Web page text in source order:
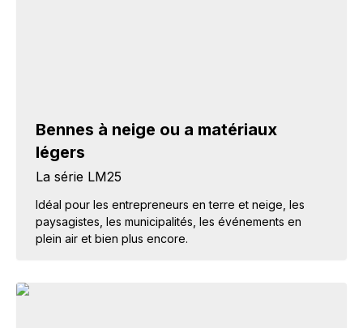
Bennes à neige ou a matériaux
légers
La série LM25
Idéal pour les entrepreneurs en terre et neige, les
paysagistes, les municipalités, les événements en
plein air et bien plus encore.